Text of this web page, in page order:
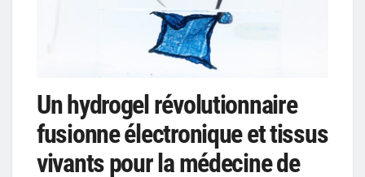
Un hydrogel révolutionnaire
fusionne électronique et tissus
vivants pour la médecine de